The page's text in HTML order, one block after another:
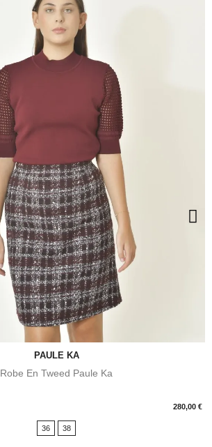
PAULE KA
Robe En Tweed Paule Ka
280,00 €
36 38